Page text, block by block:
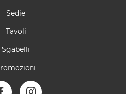
Sedie
Tavoli
Sgabelli